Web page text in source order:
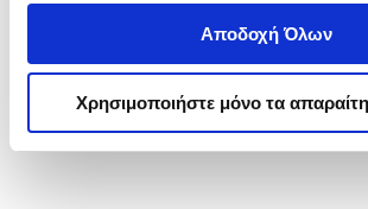
Αποδοχή Όλων
Χρησιμοποιήστε μόνο τα